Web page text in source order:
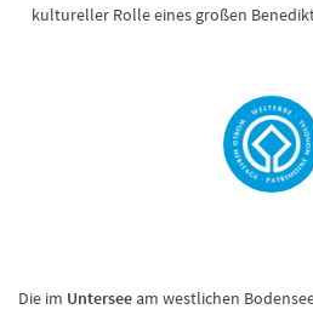
kultureller Rolle eines großen
Die im Unterseeam westlichen